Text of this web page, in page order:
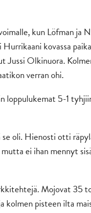
kun Löfman ja
kovassa
Jussi Olkinuora.
verran ohi.
loppulukemat 5-1
oli. Hienosti otti
ei ihan mennyt
Mojovat 35
kolmen pisteen ilta